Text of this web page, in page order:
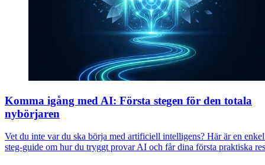
Komma igång med AI: Första stegen för den totala
nybörjaren
Vet du inte var du ska börja med artificiell intelligens? Här är en
steg-guide om hur du tryggt provar AI och får dina första praktiska